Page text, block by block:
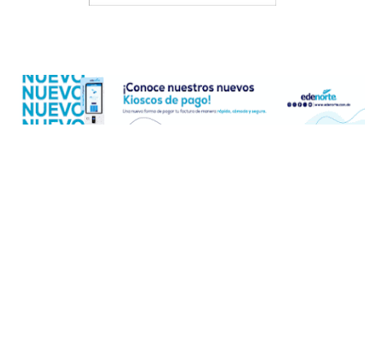
Tasa del dólar jueves 06 de agosto de 2026